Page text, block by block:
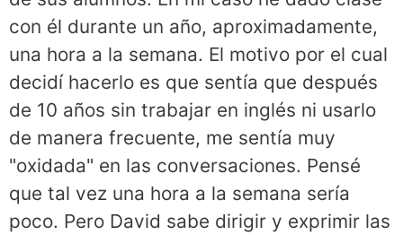
con él durante un año, aproximadamente,
una hora a la semana. El motivo por el cual
decidí hacerlo es que sentía que después
de 10 años sin trabajar en inglés ni usarlo
de manera frecuente, me sentía muy
"oxidada" en las conversaciones. Pensé
que tal vez una hora a la semana sería
poco. Pero David sabe dirigir y exprimir las